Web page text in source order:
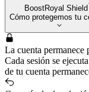
BoostRoyal Shield
Cómo protegemos tu
La cuenta permanece
Cada sesión se
de tu cuenta